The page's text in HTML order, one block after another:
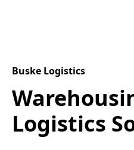
Buske Logistics
Logistics